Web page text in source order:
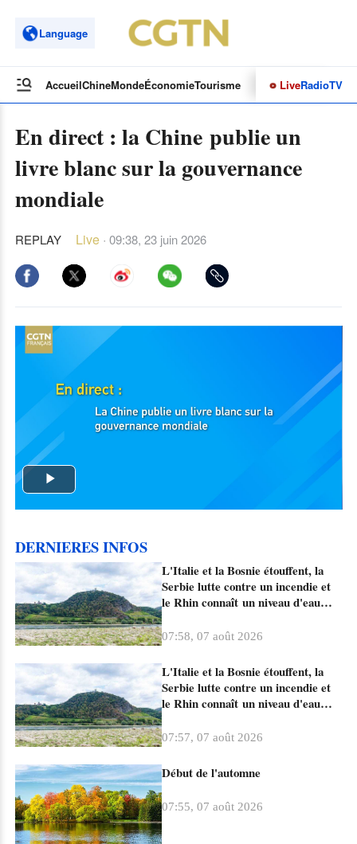
Language
AccueilChineMondeÉconomieTourismeCulture&SportOpinions
LiveRadioTV
En direct : la Chine publie un
livre blanc sur la gouvernance
mondiale
REPLAY Live ·09:38, 23 juin 2026
Play
DERNIERES INFOS
L'Italie et la Bosnie étouffent, la
Serbie lutte contre un incendie et
le Rhin connaît un niveau d'eau
07:58, 07 août 2026
L'Italie et la Bosnie étouffent, la
Serbie lutte contre un incendie et
le Rhin connaît un niveau d'eau
07:57, 07 août 2026
Début de l'automne
07:55, 07 août 2026